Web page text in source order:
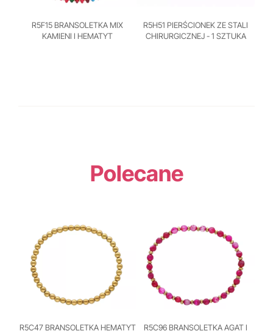
R5F15 BRANSOLETKA MIX
KAMIENI I HEMATYT
R5H51 PIERŚCIONEK ZE STALI
CHIRURGICZNEJ - 1 SZTUKA
Polecane
R5C47 BRANSOLETKA HEMATYT R5C96 BRANSOLETKA AGAT I